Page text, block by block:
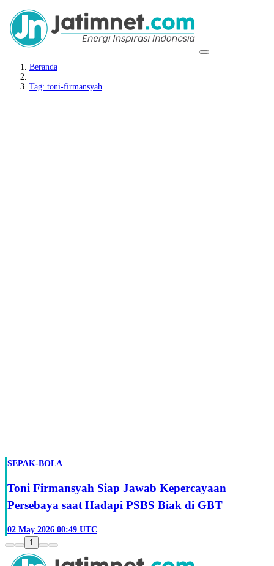
Beranda
Tag: toni-firmansyah
SEPAK-BOLA
Toni Firmansyah Siap Jawab Kepercayaan
Persebaya saat Hadapi PSBS Biak di GBT
02 May 2026 00:49 UTC
1